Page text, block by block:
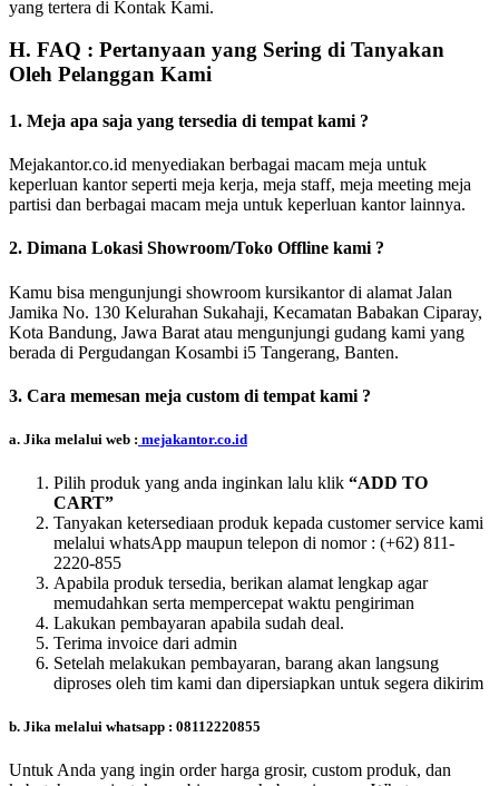
yang tertera di Kontak Kami.
H. FAQ : Pertanyaan yang Sering di Tanyakan
Oleh Pelanggan Kami
1. Meja apa saja yang tersedia di tempat kami ?
Mejakantor.co.id menyediakan berbagai macam meja untuk
keperluan kantor seperti meja kerja, meja staff, meja meeting meja
partisi dan berbagai macam meja untuk keperluan kantor lainnya.
2. Dimana Lokasi Showroom/Toko Offline kami ?
Kamu bisa mengunjungi showroom kursikantor di alamat Jalan
Jamika No. 130 Kelurahan Sukahaji, Kecamatan Babakan Ciparay,
Kota Bandung, Jawa Barat atau mengunjungi gudang kami yang
berada di Pergudangan Kosambi i5 Tangerang, Banten.
3. Cara memesan meja custom di tempat kami ?
a. Jika melalui web : mejakantor.co.id
Pilih produk yang anda inginkan lalu klik “ADD TO
CART”
Tanyakan ketersediaan produk kepada customer service kami
melalui whatsApp maupun telepon di nomor : (+62) 811-
2220-855
Apabila produk tersedia, berikan alamat lengkap agar
memudahkan serta mempercepat waktu pengiriman
Lakukan pembayaran apabila sudah deal.
Terima invoice dari admin
Setelah melakukan pembayaran, barang akan langsung
diproses oleh tim kami dan dipersiapkan untuk segera dikirim
b. Jika melalui whatsapp : 08112220855
Untuk Anda yang ingin order harga grosir, custom produk, dan